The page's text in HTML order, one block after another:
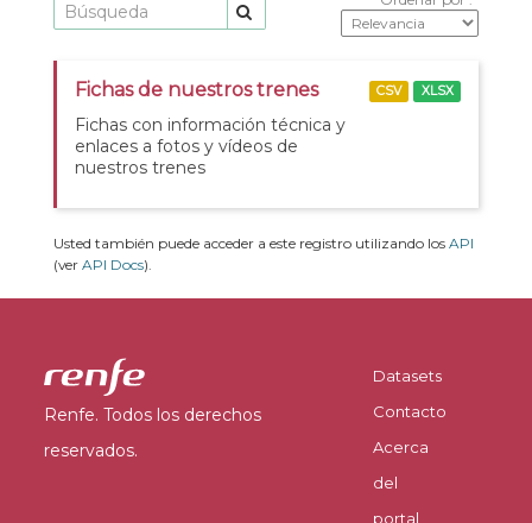
Fichas de nuestros trenes
Fichas con información técnica y
enlaces a fotos y vídeos de
nuestros trenes
CSV XLSX
Usted también puede acceder a este registro utilizando los API
(ver API Docs).
Renfe. Todos los derechos
reservados.
Datasets
Contacto
Acerca
del
portal